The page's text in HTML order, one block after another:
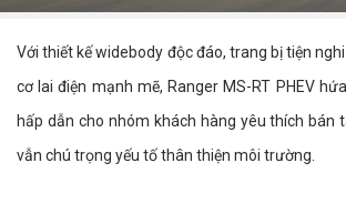
Với thiết kế widebody độc đáo, trang bị tiện
cơ lai điện mạnh mẽ, Ranger MS-RT PHEV
hấp dẫn cho nhóm khách hàng yêu thích bán
vẫn chú trọng yếu tố thân thiện môi trường.